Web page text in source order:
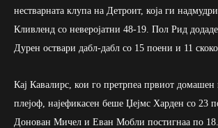
нестварната клупа на Детроит, која ги
Кливленд со неверојатни 48-19. Пол Рид
Дурен оствари дабл-дабл со 15 поени и 11
Кај Кавалирс, кои го претрпеа првиот домашен
плејоф, најефикасен беше Џејмс Харден со 23
Донован Мичел и Еван Мобли постигнаа по